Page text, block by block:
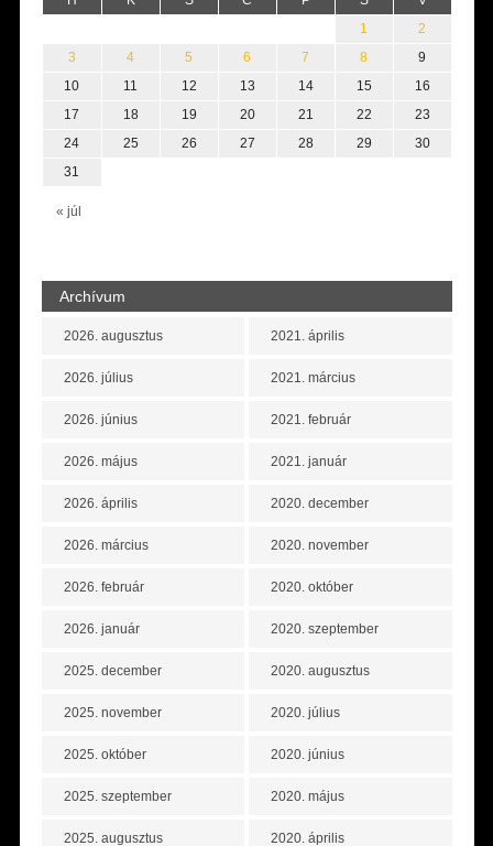
« júl
1
2
3
4 5 6 7 8
9
10
11 12 13 14 15
16
17
18 19 20 21 22
23
24
25 26 27 28 29
30
31
Archívum
2026. augusztus
2026. július
2026. június
2026. május
2026. április
2026. március
2026. február
2026. január
2025. december
2025. november
2025. október
2025. szeptember
2025. augusztus
2021. április
2021. március
2021. február
2021. január
2020. december
2020. november
2020. október
2020. szeptember
2020. augusztus
2020. július
2020. június
2020. május
2020. április